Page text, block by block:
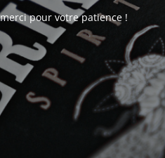
pour votre patience !